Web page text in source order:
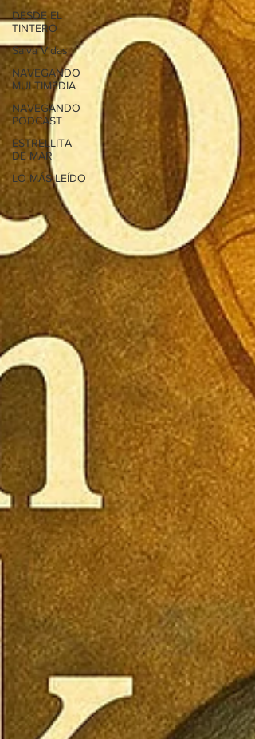
DESDE EL
TINTERO
Salva Vidas
NAVEGANDO
MULTIMEDIA
NAVEGANDO
PODCAST
ESTRELLITA
DE MAR
LO MÁS LEÍDO